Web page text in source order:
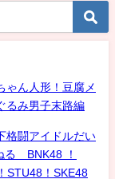
ん人形！豆腐メ
るみ男子末路編
闘アイドルだい
る BNK48 ！
STU48！SKE48